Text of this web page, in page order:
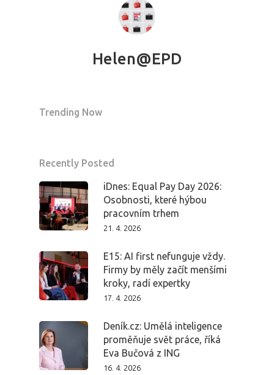
Helen@EPD
Trending Now
Recently Posted
iDnes: Equal Pay Day 2026:
Osobnosti, které hýbou
pracovním trhem
21. 4. 2026
E15: AI first nefunguje vždy.
Firmy by měly začít menšími
kroky, radí expertky
17. 4. 2026
Deník.cz: Umělá inteligence
proměňuje svět práce, říká
Eva Bučová z ING
16. 4. 2026